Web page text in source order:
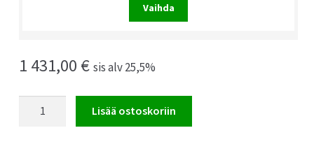
Vaihda
1 431,00 € sis alv 25,5%
Lisää ostoskoriin